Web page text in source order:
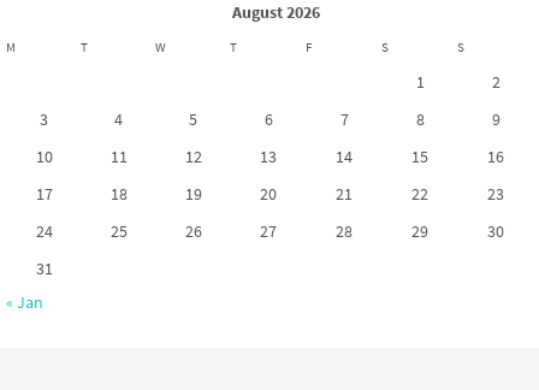
August 2026
M T W T F S S
« Jan
1
2
3
4 5 6 7 8
9
10
11 12 13 14 15
16
17
18 19 20 21 22
23
24
25 26 27 28 29
30
31